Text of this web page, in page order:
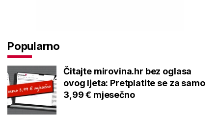
Popularno
Čitajte mirovina.hr bez oglasa
ovog ljeta: Pretplatite se za samo
3,99 € mjesečno